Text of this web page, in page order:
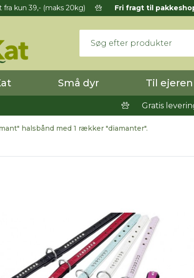
fra kun 39,- (maks 20kg) Fri fragt til
Små dyr Til ejeren
Gratis
halsbånd med 1 rækker "diamanter".